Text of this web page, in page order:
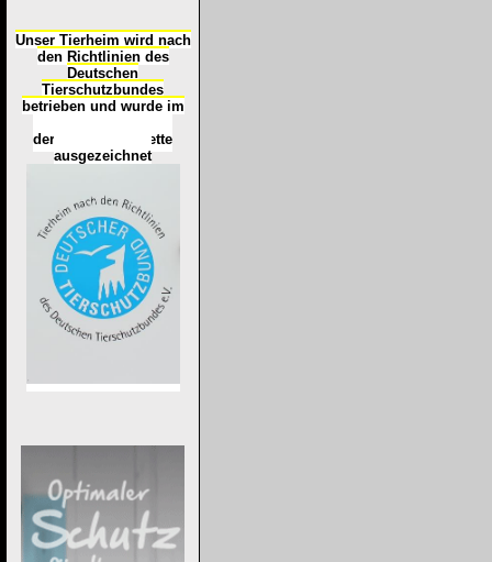
Unser Tierheim wird nach
den Richtlinien des
Deutschen
Tierschutzbundes
betrieben und wurde im
der
Tierheimplakette
ausgezeichnet